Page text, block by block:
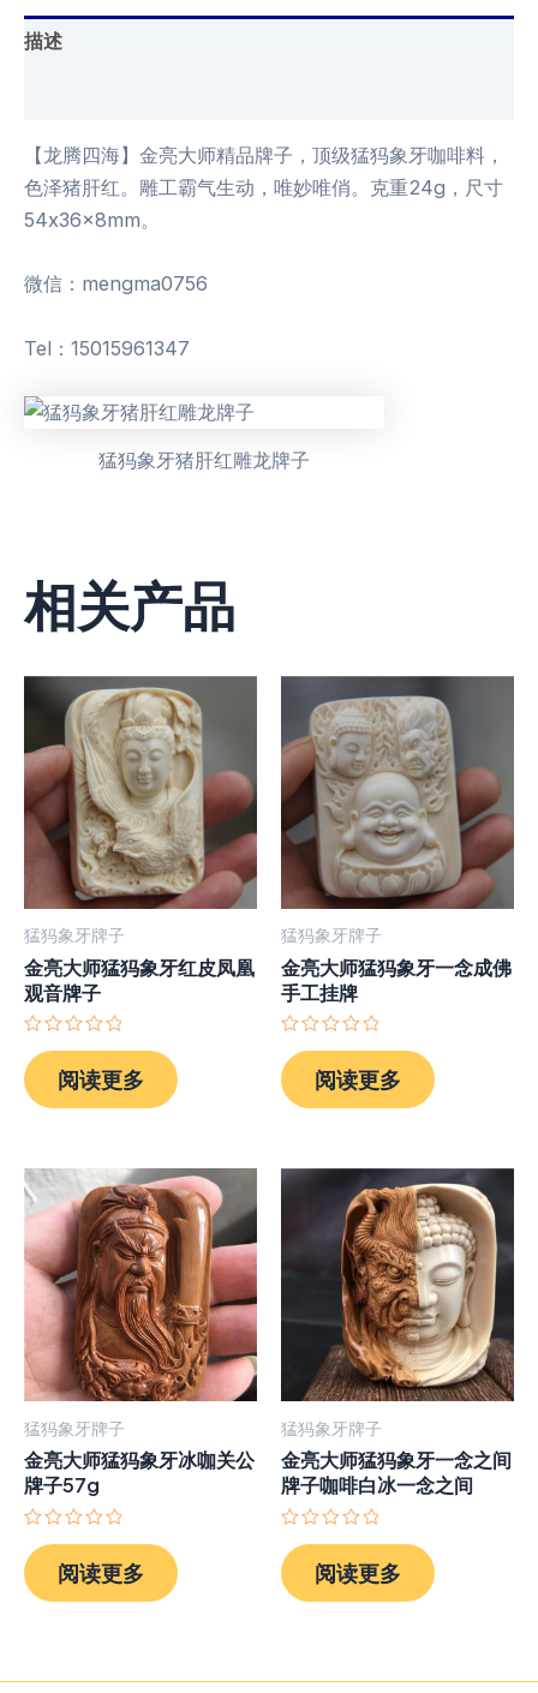
描述
【龙腾四海】金亮大师精品牌子，顶级猛犸象牙咖啡料，
色泽猪肝红。雕工霸气生动，唯妙唯俏。克重24g，尺寸
54x36x8mm。
微信：mengma0756
Tel：15015961347
猛犸象牙猪肝红雕龙牌子
相关产品
猛犸象牙牌子
金亮大师猛犸象牙红皮凤凰
观音牌子
评
分
0
&sol;
阅读更多
猛犸象牙牌子
金亮大师猛犸象牙一念成佛
手工挂牌
评
分
0
&sol;
阅读更多
猛犸象牙牌子
金亮大师猛犸象牙冰咖关公
牌子57g
分
0
&sol;
阅读更多
猛犸象牙牌子
金亮大师猛犸象牙一念之间
牌子咖啡白冰一念之间
分
0
&sol;
阅读更多